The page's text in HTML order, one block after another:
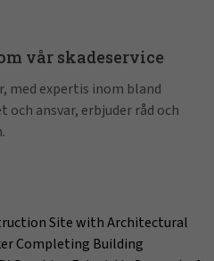
vår skadeservice
med expertis inom bland
ansvar, erbjuder råd och